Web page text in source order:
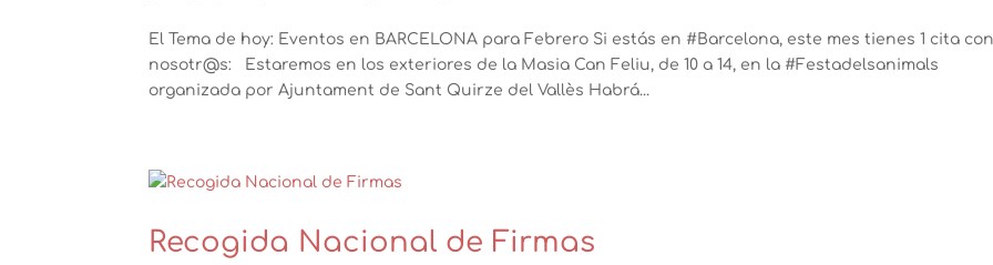
El Tema de hoy: Eventos en BARCELONA para Febrero Si estás en #Barcelona, este mes tienes 1 cita
nosotr@s: Estaremos en los exteriores de la Masia Can Feliu, de 10 a 14, en la #Festadelsanimals
organizada por Ajuntament de Sant Quirze del Vallès Habrá...
Recogida Nacional de Firmas